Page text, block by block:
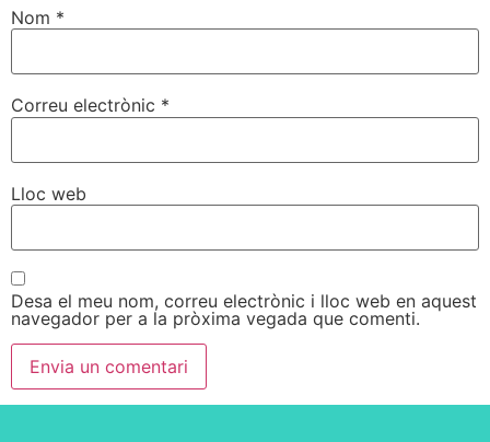
Nom *
Correu electrònic *
Lloc web
Desa el meu nom, correu electrònic i lloc web en aquest
navegador per a la pròxima vegada que comenti.